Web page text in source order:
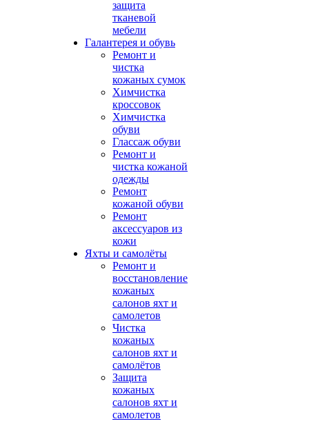
защита
тканевой
мебели
Галантерея и обувь
Ремонт и
чистка
кожаных сумок
Химчистка
кроссовок
Химчистка
обуви
Глассаж обуви
Ремонт и
чистка кожаной
одежды
Ремонт
кожаной обуви
Ремонт
аксессуаров из
кожи
Яхты и самолёты
Ремонт и
восстановление
кожаных
салонов яхт и
самолетов
Чистка
кожаных
салонов яхт и
самолётов
Защита
кожаных
салонов яхт и
самолетов